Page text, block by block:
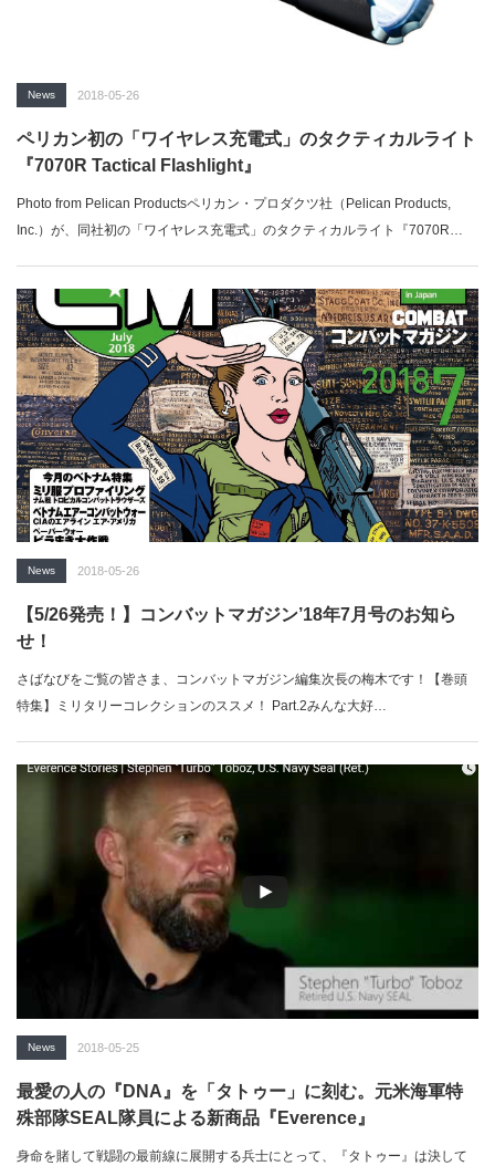
News 2018-05-26
ペリカン初の「ワイヤレス充電式」のタクティカルライト
『7070R Tactical Flashlight』
Photo from Pelican Productsペリカン・プロダクツ社（Pelican Products,
Inc.）が、同社初の「ワイヤレス充電式」のタクティカルライト『7070R
News 2018-05-26
【5/26発売！】コンバットマガジン’18年7月号のお知ら
せ！
さばなびをご覧の皆さま、コンバットマガジン編集次長の梅木です！【巻頭
特集】ミリタリーコレクションのススメ！ Part.2みんな大好…
News 2018-05-25
最愛の人の『DNA』を「タトゥー」に刻む。元米海軍特
殊部隊SEAL隊員による新商品『Everence』
身命を賭して戦闘の最前線に展開する兵士にとって、『タトゥー』は決して